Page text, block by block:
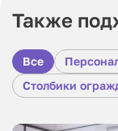
Также
Все
Столбики